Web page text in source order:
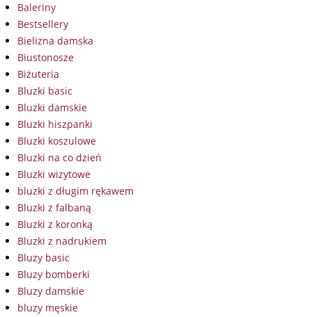
Baleriny
Bestsellery
Bielizna damska
Biustonosze
Biżuteria
Bluzki basic
Bluzki damskie
Bluzki hiszpanki
Bluzki koszulowe
Bluzki na co dzień
Bluzki wizytowe
bluzki z długim rękawem
Bluzki z falbaną
Bluzki z koronką
Bluzki z nadrukiem
Bluzy basic
Bluzy bomberki
Bluzy damskie
bluzy męskie